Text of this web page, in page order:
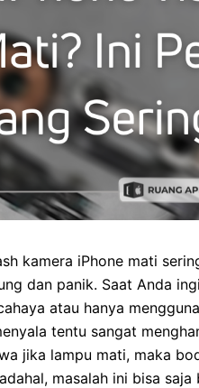
kamera iPhone mati
dan panik. Saat Anda
atau hanya
tentu sangat
jika lampu mati, maka
masalah ini bisa